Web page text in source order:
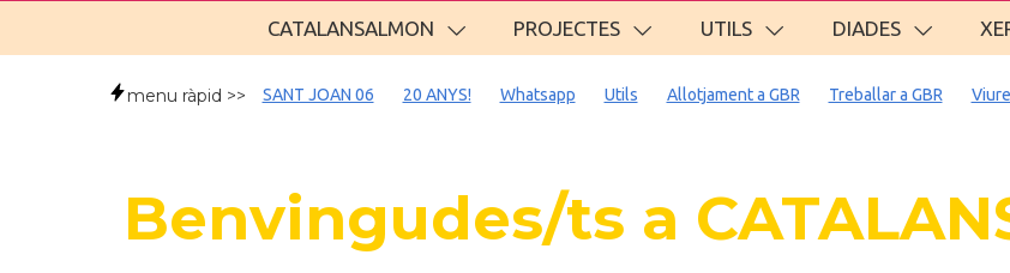
CATALANSALMON PROJECTES UTILS DIADES
menu ràpid >> SANT JOAN 06 20 ANYS! Whatsapp Utils Allotjament a GBR Treballar a GBR
Benvingudes/ts a